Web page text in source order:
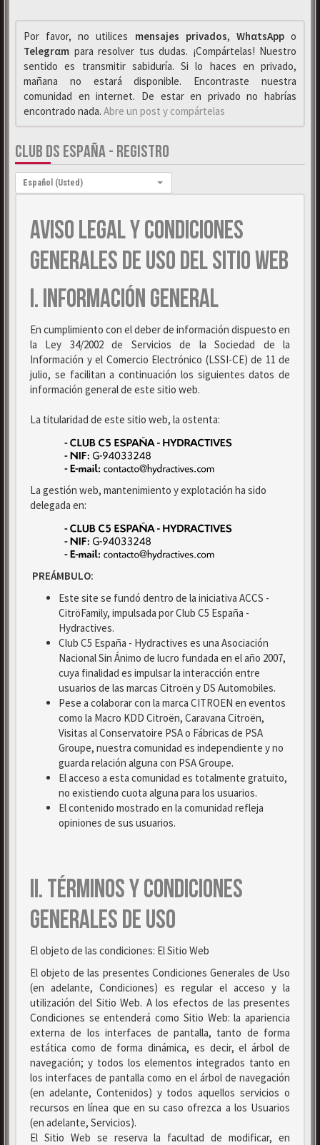
Por favor, no utilices mensajes privados, WhαtsAppo
Telegrαm para resolver tus dudas. ¡Compártelas! Nuestro
sentido es transmitir sabiduría. Si lo haces en privado,
mañana no estará disponible. Encontraste nuestra
comunidad en internet. De estar en privado no habrías
encontrado nada. Abre un post y compártelas
CLUB DS ESPAÑA - REGISTRO
Idioma:
Español (Usted)
AVISO LEGAL Y CONDICIONES
GENERALES DE USO DEL SITIO WEB
I. INFORMACIÓN GENERAL
En cumplimiento con el deber de información dispuesto en
la Ley 34/2002 de Servicios de la Sociedad de la
Información y el Comercio Electrónico (LSSI-CE) de 11 de
julio, se facilitan a continuación los siguientes datos de
información general de este sitio web.
La titularidad de este sitio web, la ostenta:
La gestión web, mantenimiento y explotación ha sido
delegada en:
PREÁMBULO:
Este site se fundó dentro de la iniciativa ACCS -
CitröFamily, impulsada por Club C5 España -
Hydractives.
Club C5 España - Hydractives es una Asociación
Nacional Sin Ánimo de lucro fundada en el año 2007,
cuya finalidad es impulsar la interacción entre
usuarios de las marcas Citroën y DS Automobiles.
Pese a colaborar con la marca CITROEN en eventos
como la Macro KDD Citroën, Caravana Citroën,
Visitas al Conservatoire PSA o Fábricas de PSA
Groupe, nuestra comunidad es independiente y no
guarda relación alguna con PSA Groupe.
El acceso a esta comunidad es totalmente gratuito,
no existiendo cuota alguna para los usuarios.
El contenido mostrado en la comunidad refleja
opiniones de sus usuarios.
II. TÉRMINOS Y CONDICIONES
GENERALES DE USO
El objeto de las condiciones: El Sitio Web
El objeto de las presentes Condiciones Generales de Uso
(en adelante, Condiciones) es regular el acceso y la
utilización del Sitio Web. A los efectos de las presentes
Condiciones se entenderá como Sitio Web: la apariencia
externa de los interfaces de pantalla, tanto de forma
estática como de forma dinámica, es decir, el árbol de
navegación; y todos los elementos integrados tanto en
los interfaces de pantalla como en el árbol de navegación
(en adelante, Contenidos) y todos aquellos servicios o
recursos en línea que en su caso ofrezca a los Usuarios
(en adelante, Servicios).
El Sitio Web se reserva la facultad de modificar, en